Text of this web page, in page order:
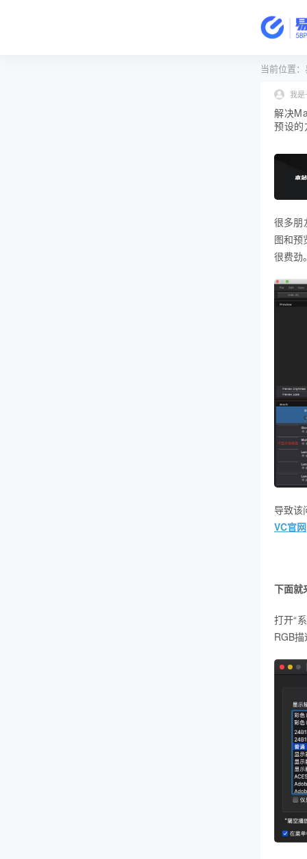
当前位置：
我
解决
预设的
很多朋
图和预
很费劲
导致该
VC官网
下面就
打开“
RGB